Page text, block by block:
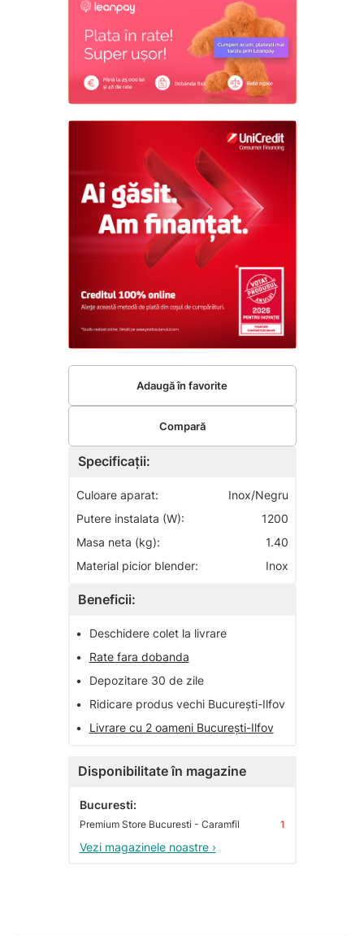
Specificații:
Culoare aparat:
Inox/Negru
Putere instalata (W):
1200
Masa neta (kg):
1.40
Material picior blender:
Inox
Beneficii:
•
Deschidere colet la livrare
•
Rate fara dobanda
•
Depozitare 30 de zile
•
Ridicare produs vechi București-Ilfov
•
Livrare cu 2 oameni București-Ilfov
Disponibilitate în magazine
Bucuresti:
Premium Store Bucuresti - Caramfil 1
Vezi magazinele noastre ›
Adaugă în favorite
Compară